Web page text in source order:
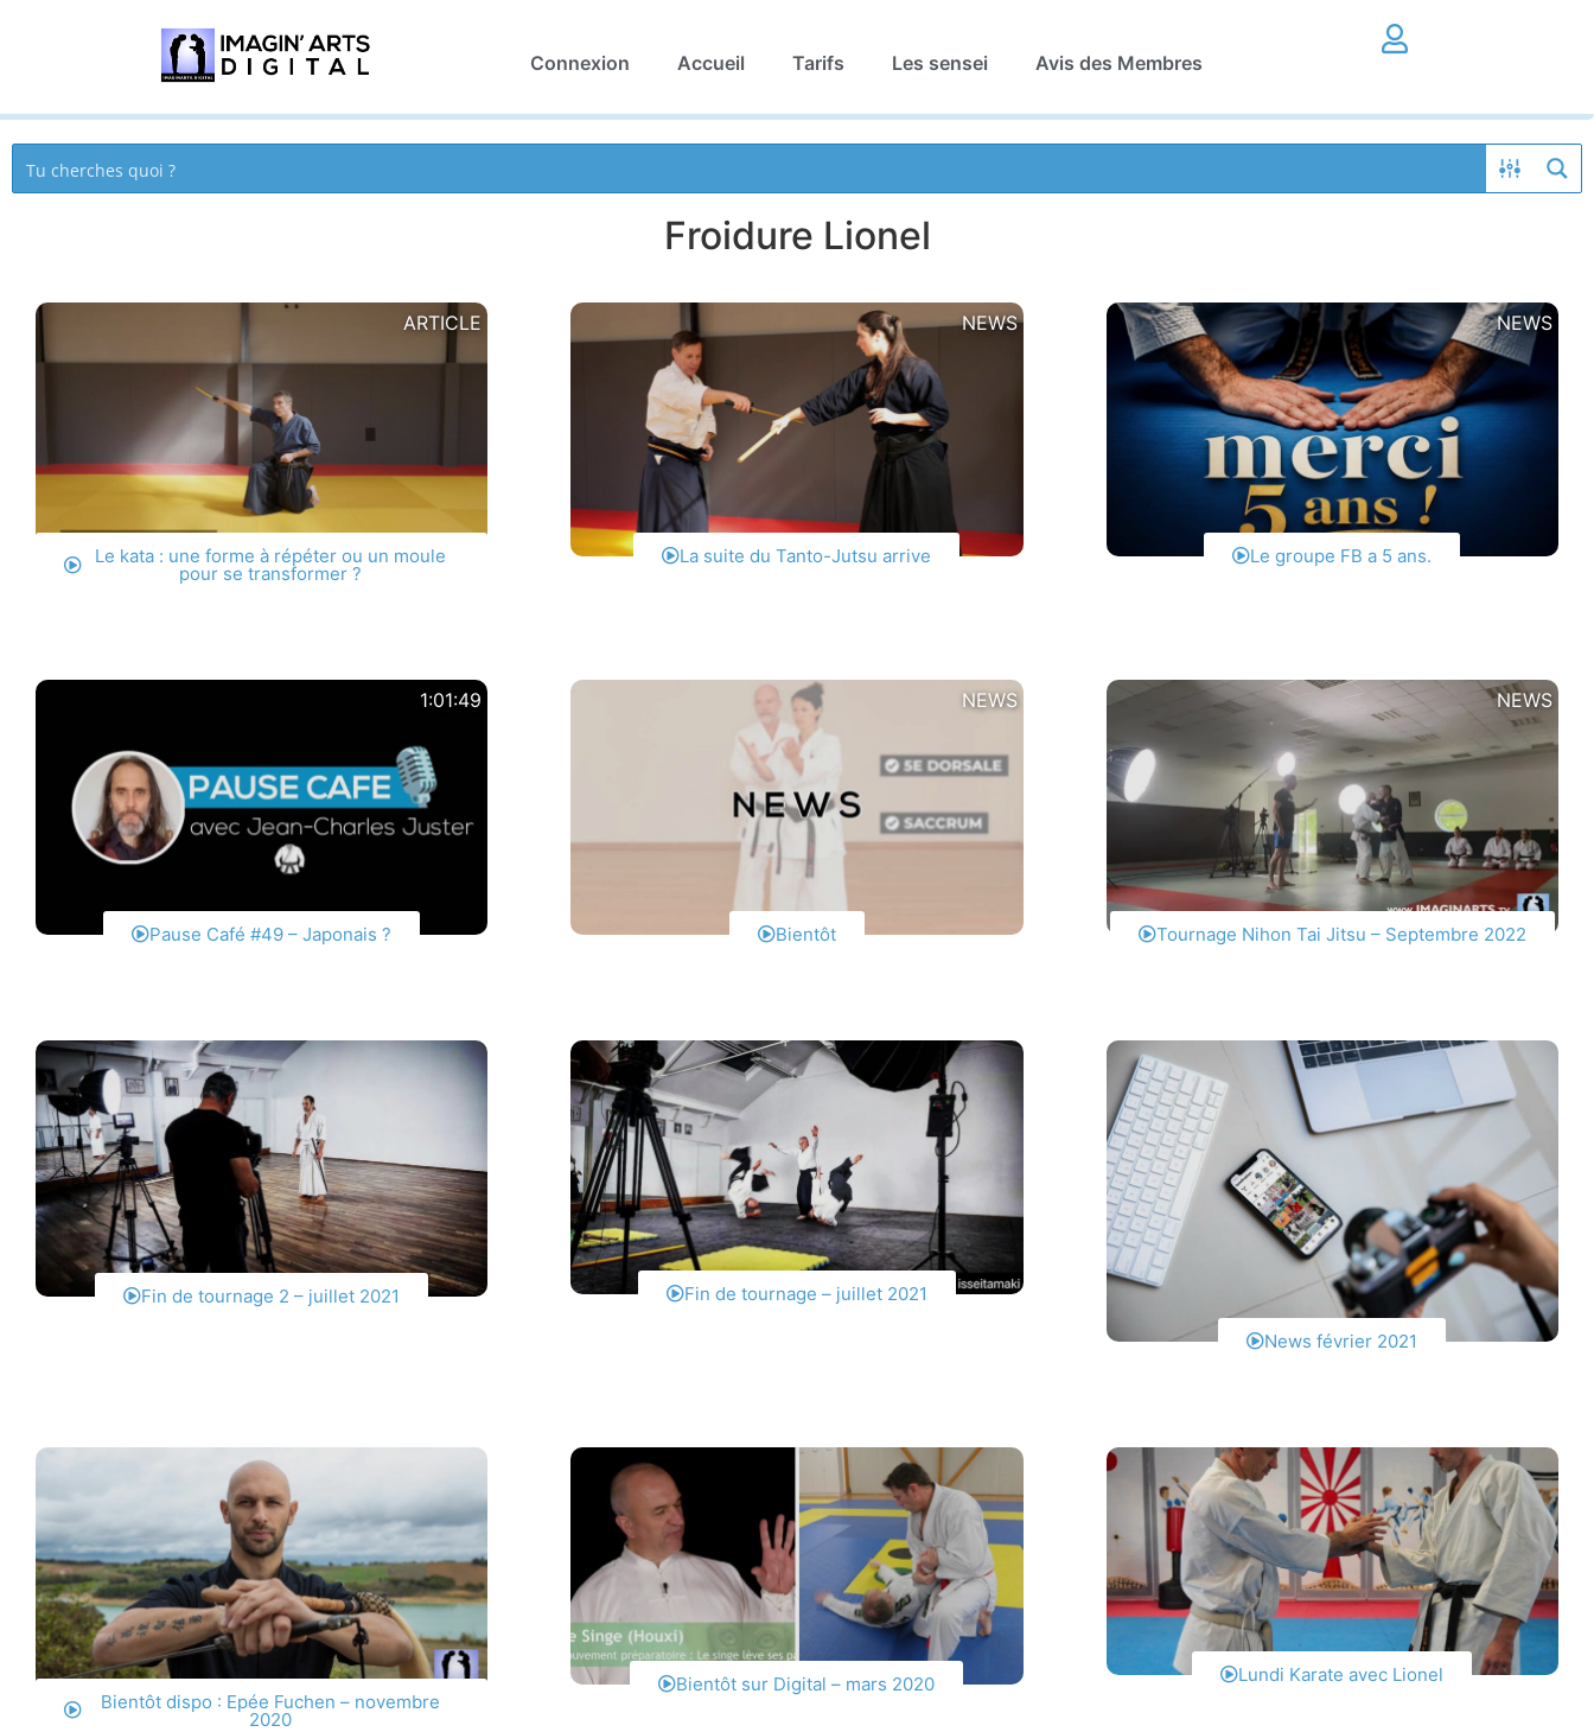
Connexion Accueil Tarifs Les sensei Avis des Membres
Froidure Lionel
ARTICLE
Le kata : une forme à répéter ou un moule
pour se transformer ?
NEWS
La suite du Tanto-Jutsu arrive
NEWS
Le groupe FB a 5 ans.
1:01:49
Pause Café #49 – Japonais ?
NEWS
Bientôt
NEWS
Tournage Nihon Tai Jitsu – Septembre 2022
Fin de tournage 2 – juillet 2021 Fin de tournage – juillet 2021
News février 2021
Bientôt dispo : Epée Fuchen – novembre
2020
Bientôt sur Digital – mars 2020 Lundi Karate avec Lionel